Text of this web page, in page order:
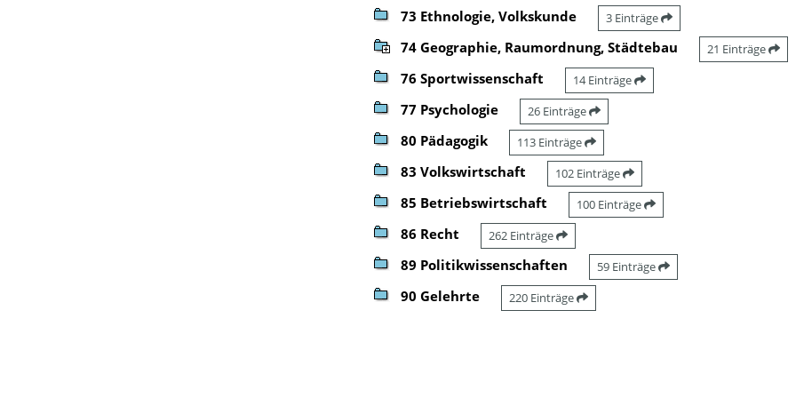
73 Ethnologie, Volkskunde 3 Einträge
74 Geographie, Raumordnung, Städtebau 21 Einträge
76 Sportwissenschaft 14 Einträge
77 Psychologie 26 Einträge
80 Pädagogik 113 Einträge
83 Volkswirtschaft 102 Einträge
85 Betriebswirtschaft 100 Einträge
86 Recht 262 Einträge
89 Politikwissenschaften 59 Einträge
90 Gelehrte 220 Einträge